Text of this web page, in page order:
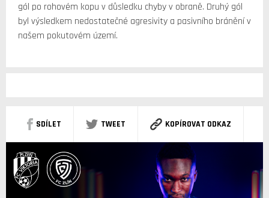
gól po rohovém kopu v důsledku chyby v obraně. Druhý gól
byl výsledkem nedostatečné agresivity a pasivního bránění v
našem pokutovém území.
SDÍLET TWEET KOPÍROVAT ODKAZ